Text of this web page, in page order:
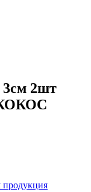
3см 2шт
КОКОС